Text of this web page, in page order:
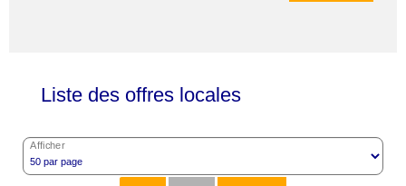
Liste des offres locales
Afficher